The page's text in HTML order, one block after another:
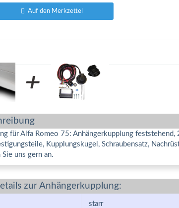
Auf den Merkzettel
für Alfa Romeo 75: Anhängerkupplung
Kupplungskugel, Schraubensatz,
uns gern an.
zur Anhängerkupplung:
starr